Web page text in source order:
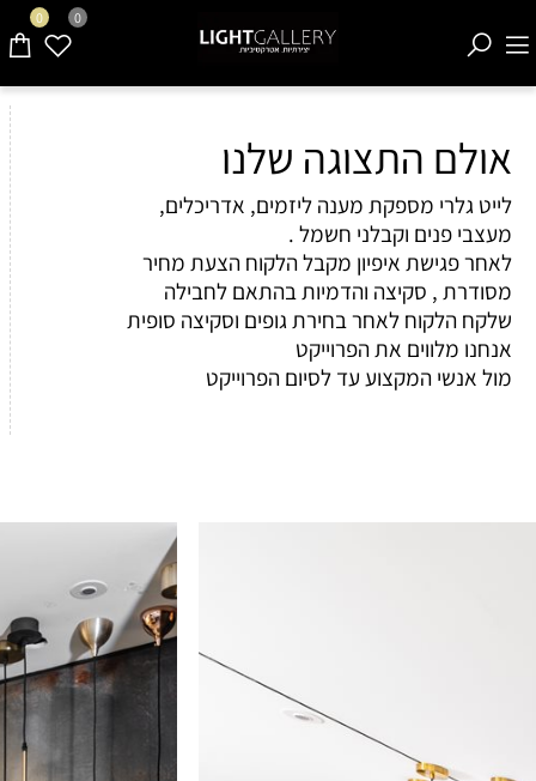
0 0
אולם התצוגה שלנו
לייט גלרי מספקת מענה ליזמים, אדריכלים,
מעצבי פנים וקבלני חשמל .
לאחר פגישת איפיון מקבל הלקוח הצעת מחיר
מסודרת , סקיצה והדמיות בהתאם לחבילה
שלקח הלקוח לאחר בחירת גופים וסקיצה סופית
אנחנו מלווים את הפרוייקט
מול אנשי המקצוע עד לסיום הפרוייקט